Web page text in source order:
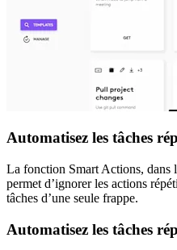
Automatisez les tâches
La fonction Smart Actions,
permet d’ignorer les actions
tâches d’une seule frappe.
Automatisez les tâches